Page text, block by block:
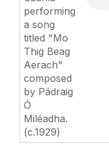
performing
a song
titled "Mo
Thig Beag
Aerach"
composed
by Pádraig
Ó
Miléadha.
(c.1929)